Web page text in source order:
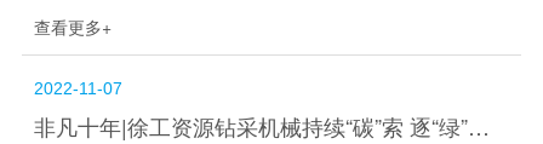
华能董家口电厂至新区西部城...
查看更多+
2022-11-07
非凡十年|徐工资源钻采机械持续“碳”索 逐“绿”前行